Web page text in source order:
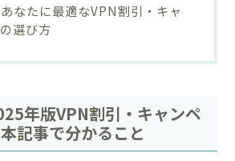
なたに最適なVPN割引・キャ
選び方
年版VPN割引・キャンペ
記事で分かること